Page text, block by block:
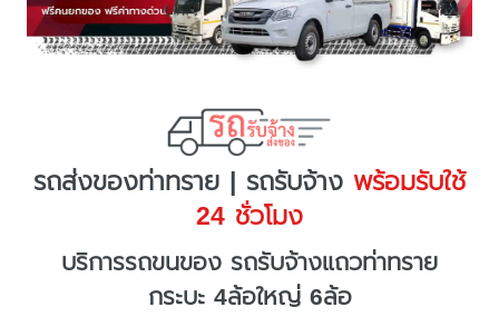
รถส่งของท่าทราย | รถรับจ้าง พร้อมรับใช้
24 ชั่วโมง
บริการรถขนของ รถรับจ้างแถวท่าทราย
กระบะ 4ล้อใหญ่ 6ล้อ